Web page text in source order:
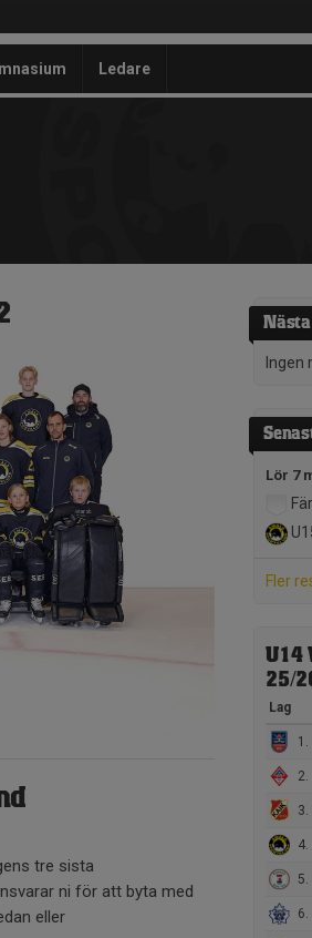
Ledare
Ingen
Lör 7
Fler
U14
25/
Lag
1.
2.
3.
4.
5.
6.
tre sista
ni för att byta med
eller